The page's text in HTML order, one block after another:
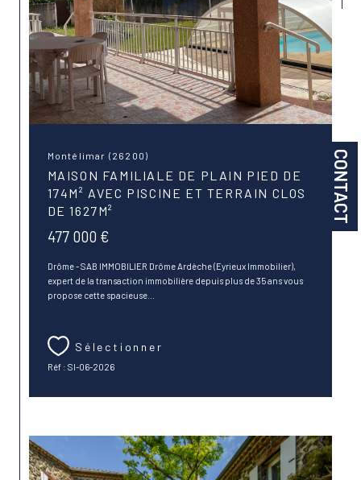
CONTACT
Montélimar (26200)
MAISON FAMILIALE DE PLAIN PIED DE
174M² AVEC PISCINE ET TERRAIN CLOS
DE 1627M²
477 000 €
Drôme - SAB IMMOBILIER Drôme Ardèche (Eyrieux Immobilier),
expert de la transaction immobilière depuis plus de 35 ans vous
propose cette spacieuse...
Sélectionner
Réf : SI-06-2026